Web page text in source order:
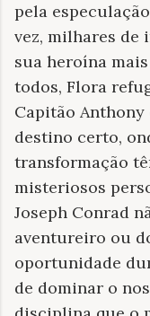
pela
vez, milhares de
sua heroína
todos, Flora
Capitão Anthony
destino certo,
transformação
misteriosos
Joseph Conrad
aventureiro ou
oportunidade
de dominar o